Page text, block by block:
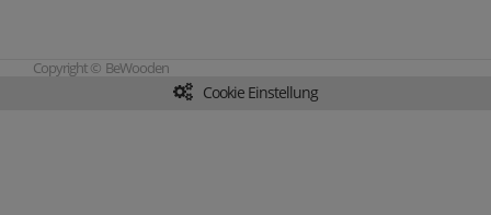
Copyright © BeWooden
Cookie Einstellung